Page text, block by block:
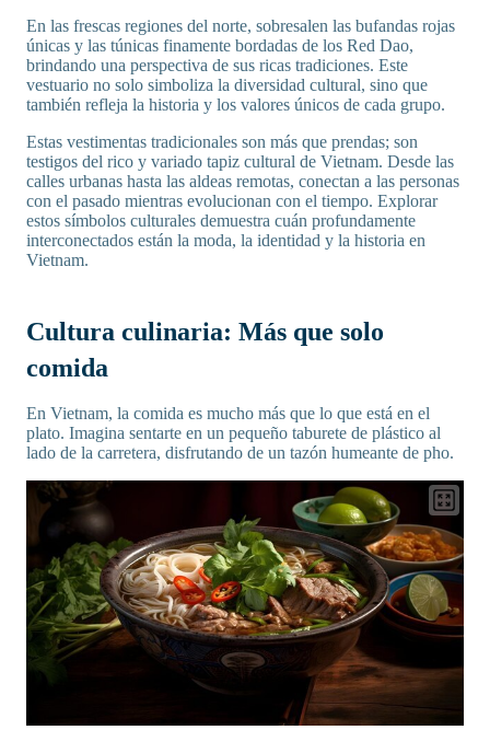
En las frescas regiones del norte, sobresalen las bufandas rojas
únicas y las túnicas finamente bordadas de los Red Dao,
brindando una perspectiva de sus ricas tradiciones. Este
vestuario no solo simboliza la diversidad cultural, sino que
también refleja la historia y los valores únicos de cada grupo.
Estas vestimentas tradicionales son más que prendas; son
testigos del rico y variado tapiz cultural de Vietnam. Desde las
calles urbanas hasta las aldeas remotas, conectan a las personas
con el pasado mientras evolucionan con el tiempo. Explorar
estos símbolos culturales demuestra cuán profundamente
interconectados están la moda, la identidad y la historia en
Vietnam.
Cultura culinaria: Más que solo
comida
En Vietnam, la comida es mucho más que lo que está en el
plato. Imagina sentarte en un pequeño taburete de plástico al
lado de la carretera, disfrutando de un tazón humeante de pho.